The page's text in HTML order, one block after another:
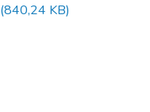
(840,24 KB)